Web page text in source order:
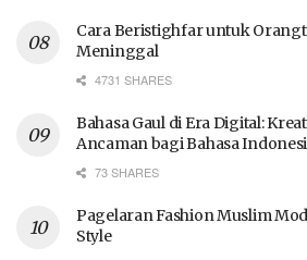
Cara Beristighfar untuk
Meninggal
4731 SHARES
Bahasa Gaul di Era Digital:
Ancaman bagi Bahasa
73 SHARES
Pagelaran Fashion Muslim
Style